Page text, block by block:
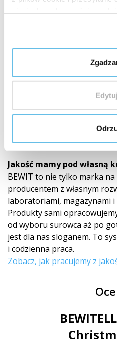
Edytuj
Jakość mamy pod własną
BEWIT to nie tylko marka na
producentem z własnym
laboratoriami, magazynami i
Produkty sami
od wyboru surowca aż po
jest dla nas sloganem. To
i codzienna praca.
Zobacz, jak pracujemy z